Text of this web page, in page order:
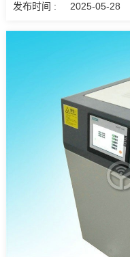
发布时间 :
2025-05-28